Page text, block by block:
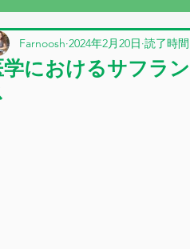
スオイル タラゴンオイ
学におけるサフラ
Farnoosh 2024年2月20日 読了時